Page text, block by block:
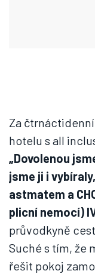
Za
hotelu s all
„Dovolenou
jsme ji i
astmatem a
plicní nemocí)
průvodkyně
Suché s tím, že
řešit pokoj